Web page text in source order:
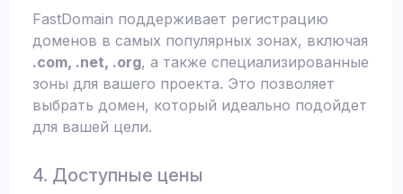
FastDomain поддерживает регистрацию
доменов в самых популярных зонах, включая
.com, .net, .org, а также специализированные
зоны для вашего проекта. Это позволяет
выбрать домен, который идеально подойдет
для вашей цели.
4. Доступные цены